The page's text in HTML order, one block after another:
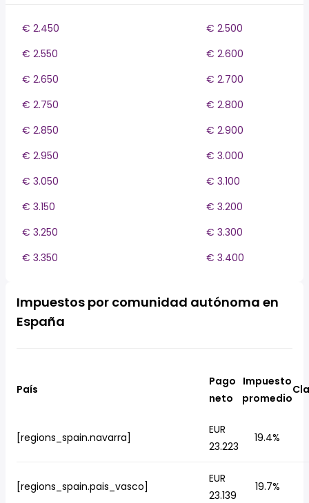
€ 2.450
€ 2.500
€ 2.550
€ 2.600
€ 2.650
€ 2.700
€ 2.750
€ 2.800
€ 2.850
€ 2.900
€ 2.950
€ 3.000
€ 3.050
€ 3.100
€ 3.150
€ 3.200
€ 3.250
€ 3.300
€ 3.350
€ 3.400
Impuestos por comunidad autónoma en
España
País
Pago
neto
Impuesto
promedio
[regions_spain.navarra]
EUR
23.223
19.4%
[regions_spain.pais_vasco]
EUR
23.139
19.7%